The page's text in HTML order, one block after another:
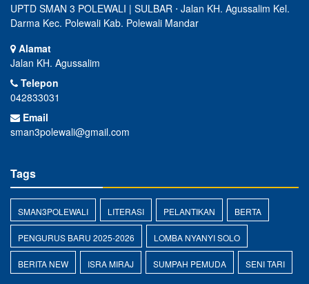
UPTD SMAN 3 POLEWALI | SULBAR ⋅ Jalan KH. Agussalim Kel.
Darma Kec. Polewali Kab. Polewali Mandar
Alamat
Jalan KH. Agussalim
Telepon
042833031
Email
sman3polewali@gmail.com
Tags
SMAN3POLEWALI LITERASI PELANTIKAN BERTA
PENGURUS BARU 2025-2026 LOMBA NYANYI SOLO
BERITA NEW ISRA MIRAJ SUMPAH PEMUDA SENI TARI